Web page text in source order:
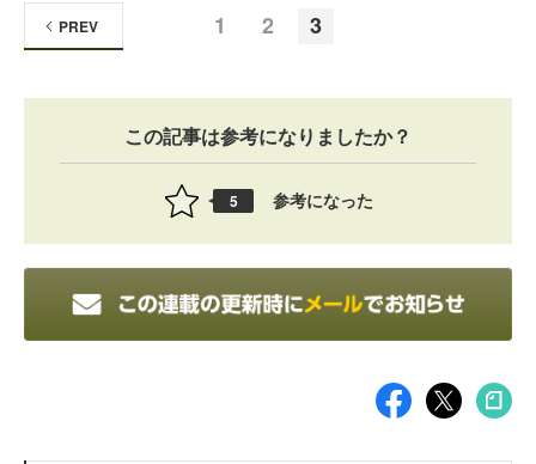
1 2 3
PREV
この記事は参考になりましたか？
5 参考になった